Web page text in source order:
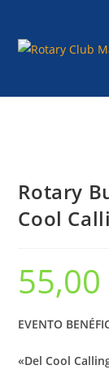
contenido
Rotary
Cool
55,00
EVENTO
«Del Cool